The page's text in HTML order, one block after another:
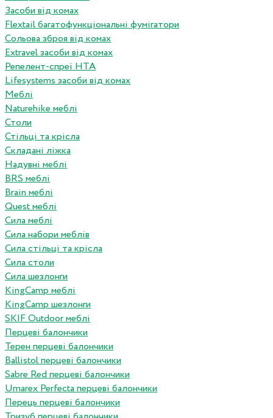
Засоби від комах
Flextail багатофункціональні фумігатори
Сольова зброя від комах
Extravel засоби від комах
Репелент-спреї HTA
Lifesystems засоби від комах
Меблі
Naturehike меблі
Столи
Стільці та крісла
Складані ліжка
Надувні меблі
BRS меблі
Brain меблі
Quest меблі
Сила меблі
Сила набори меблів
Сила стільці та крісла
Сила столи
Сила шезлонги
KingCamp меблі
KingCamp шезлонги
SKIF Outdoor меблі
Перцеві балончики
Терен перцеві балончики
Ballistol перцеві балончики
Sabre Red перцеві балончики
Umarex Perfecta перцеві балончики
Перець перцеві балончики